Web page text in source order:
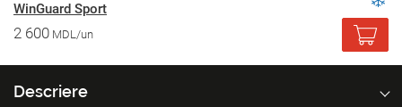
WinGuard Sport
2 600 MDL/un
Descriere